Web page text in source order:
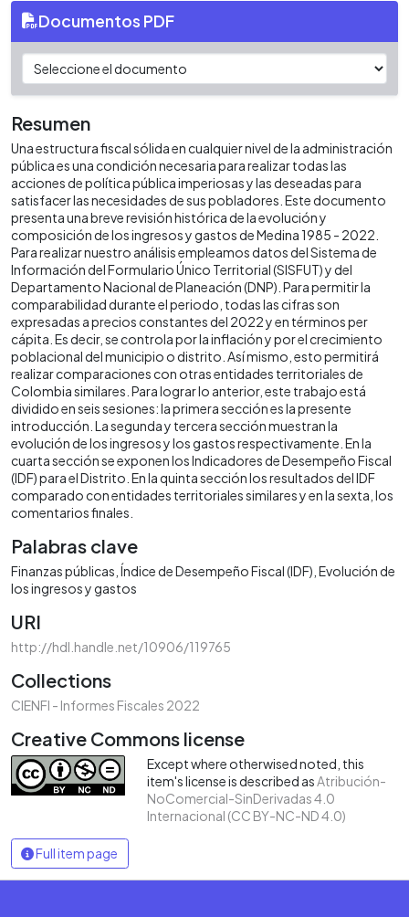
Documentos PDF
Resumen
Una estructura fiscal sólida en cualquier nivel de la administración
pública es una condición necesaria para realizar todas las
acciones de política pública imperiosas y las deseadas para
satisfacer las necesidades de sus pobladores. Este documento
presenta una breve revisión histórica de la evolución y
composición de los ingresos y gastos de Medina 1985 - 2022.
Para realizar nuestro análisis empleamos datos del Sistema de
Información del Formulario Único Territorial (SISFUT) y del
Departamento Nacional de Planeación (DNP). Para permitir la
comparabilidad durante el periodo, todas las cifras son
expresadas a precios constantes del 2022 y en términos per
cápita. Es decir, se controla por la inflación y por el crecimiento
poblacional del municipio o distrito. Así mismo, esto permitirá
realizar comparaciones con otras entidades territoriales de
Colombia similares. Para lograr lo anterior, este trabajo está
dividido en seis sesiones: la primera sección es la presente
introducción. La segunda y tercera sección muestran la
evolución de los ingresos y los gastos respectivamente. En la
cuarta sección se exponen los Indicadores de Desempeño Fiscal
(IDF) para el Distrito. En la quinta sección los resultados del IDF
comparado con entidades territoriales similares y en la sexta, los
comentarios finales.
Palabras clave
Finanzas públicas Índice de Desempeño Fiscal (IDF) Evolución de
los ingresos y gastos
URI
http://hdl.handle.net/10906/119765
Collections
CIENFI - Informes Fiscales 2022
Creative Commons license
Except where otherwised noted, this
item's license is described asAtribución-
NoComercial-SinDerivadas 4.0
Internacional (CC BY-NC-ND 4.0)
Full item page